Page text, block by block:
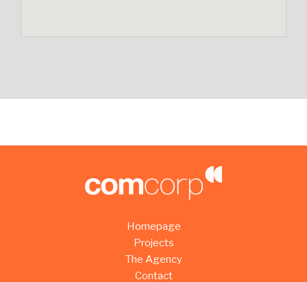
Homepage
Projects
The Agency
Contact